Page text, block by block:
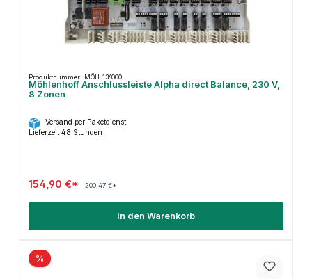
Produktnummer: MÖH-136000
Möhlenhoff Anschlussleiste Alpha direct Balance, 230 V,
8 Zonen
Versand per Paketdienst
Lieferzeit 48 Stunden
154,90 €* 200,47 €*
In den Warenkorb
%